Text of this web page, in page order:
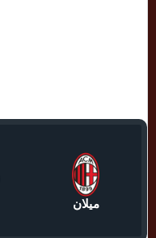
ميلان